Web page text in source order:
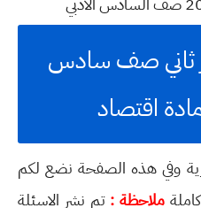
ثاني صف سادس
وفي هذه الصفحة نضع لكم
ملاحظة : تم نشر الاسئلة